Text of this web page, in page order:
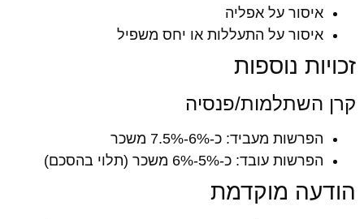
איסור על אפליה
איסור על התעללות או יחס משפיל
זכויות נוספות
קרן השתלמות/פנסיה
הפרשות מעביד: כ-6%-7.5% משכר
הפרשות עובד: כ-5%-6% משכר (תלוי בהסכם)
הודעה מוקדמת